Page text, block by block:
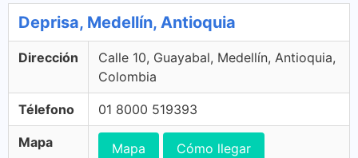
Deprisa, Medellín, Antioquia
Dirección
Calle 10, Guayabal, Medellín, Antioquia,
Colombia
Télefono 01 8000 519393
Mapa Mapa Cómo llegar